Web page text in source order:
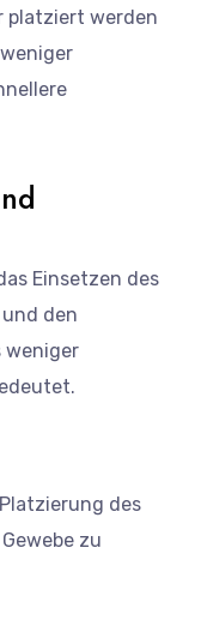
platziert werden
Einsetzen des
den
weniger
des
zu